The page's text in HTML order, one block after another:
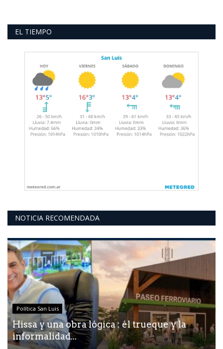
EL TIEMPO
NOTICIA RECOMENDADA
Política San Luis
Hissa y una obra lógica : él trueque y la
informalidad...